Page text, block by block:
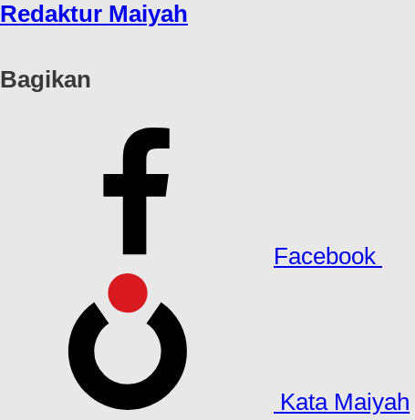
Redaktur Maiyah
Bagikan
Facebook
Kata Maiyah